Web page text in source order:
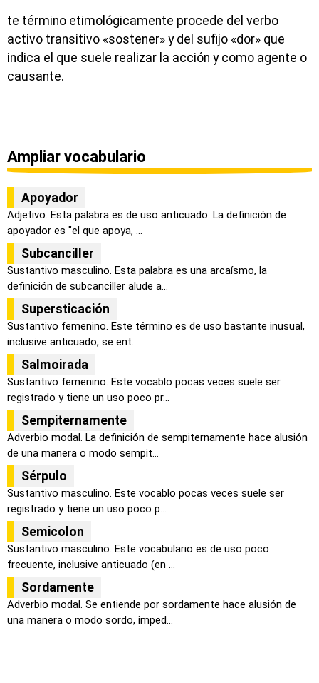
te término etimológicamente procede del verbo
activo transitivo «sostener» y del sufijo «dor» que
indica el que suele realizar la acción y como agente o
causante.
Ampliar vocabulario
Apoyador
Adjetivo. Esta palabra es de uso anticuado. La definición de
apoyador es "el que apoya, ...
Subcanciller
Sustantivo masculino. Esta palabra es una arcaísmo, la
definición de subcanciller alude a...
Supersticación
Sustantivo femenino. Este término es de uso bastante inusual,
inclusive anticuado, se ent...
Salmoirada
Sustantivo femenino. Este vocablo pocas veces suele ser
registrado y tiene un uso poco pr...
Sempiternamente
Adverbio modal. La definición de sempiternamente hace alusión
de una manera o modo sempit...
Sérpulo
Sustantivo masculino. Este vocablo pocas veces suele ser
registrado y tiene un uso poco p...
Semicolon
Sustantivo masculino. Este vocabulario es de uso poco
frecuente, inclusive anticuado (en ...
Sordamente
Adverbio modal. Se entiende por sordamente hace alusión de
una manera o modo sordo, imped...